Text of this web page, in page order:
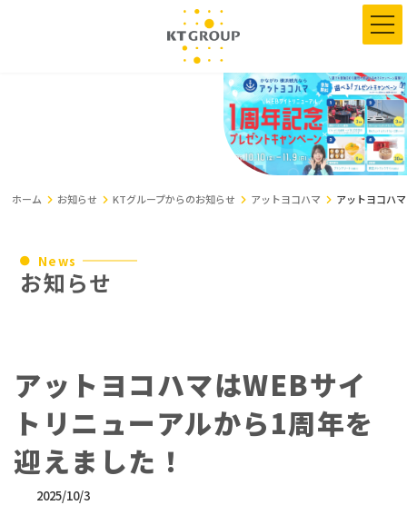
ホーム お知らせ KTグループからのお知らせ アットヨコハマ アットヨコハ
お知らせ
News
アットヨコハマはWEBサイ
トリニューアルから1周年を
迎えました！
最
2025/10/3